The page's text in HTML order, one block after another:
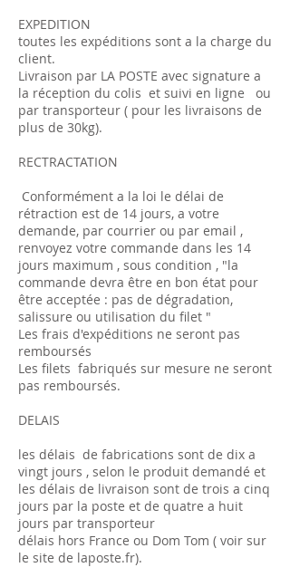
EXPEDITION
toutes les expéditions sont a la charge du
client.
Livraison par LA POSTE avec signature a
la réception du colis et suivi en ligne ou
par transporteur ( pour les livraisons de
plus de 30kg).
RECTRACTATION
Conformément a la loi le délai de
rétraction est de 14 jours, a votre
demande, par courrier ou par email ,
renvoyez votre commande dans les 14
jours maximum , sous condition , "la
commande devra être en bon état pour
être acceptée : pas de dégradation,
salissure ou utilisation du filet "
Les frais d'expéditions ne seront pas
remboursés
Les filets fabriqués sur mesure ne seront
pas remboursés.
DELAIS
les délais de fabrications sont de dix a
vingt jours , selon le produit demandé et
les délais de livraison sont de trois a cinq
jours par la poste et de quatre a huit
jours par transporteur
délais hors France ou Dom Tom ( voir sur
le site de laposte.fr).